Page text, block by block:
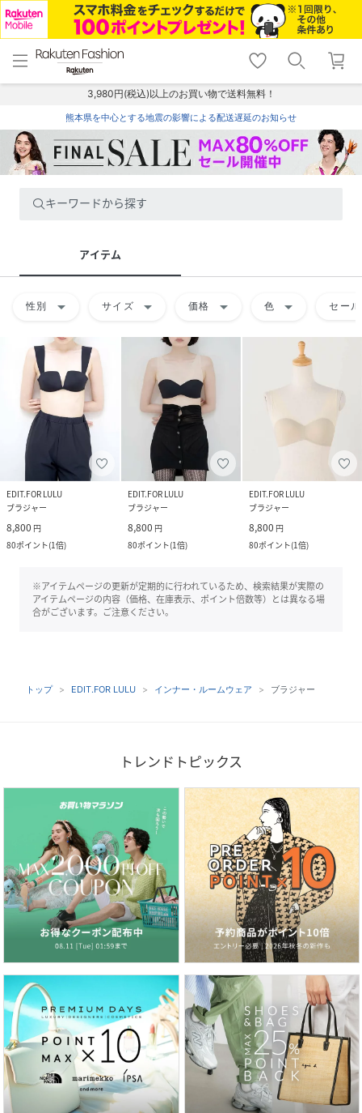
menu home
トップ
shopping_cart lock_outline
ログイン
3,980円(税込)以上のお買い物で送料無料！
熊本県を中心とする地震の影響による配送遅延のお知らせ
キーワードから探す
アイテム
性別 arrow_drop_down サイズ arrow_drop_down 価格 arrow_drop_down 色 arrow_drop_down セール
EDIT.FOR LULU
ブラジャー
8,800 円
80ポイント(1倍)
EDIT.FOR LULU
ブラジャー
8,800 円
80ポイント(1倍)
EDIT.FOR LULU
ブラジャー
8,800 円
80ポイント(1倍)
※アイテムページの更新が定期的に行われているため、検索結果が実際の
アイテムページの内容（価格、在庫表示、ポイント倍数等）とは異なる場
合がございます。ご注意ください。
トップ EDIT.FOR LULU インナー・ルームウェア ブラジャー
トレンドトピックス